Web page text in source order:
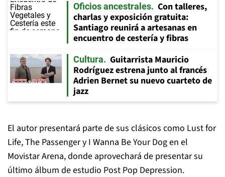
Oficios ancestrales
Con talleres,
charlas y exposición gratuita:
Santiago reunirá a artesanas en
encuentro de cestería y fibras
Cultura
Guitarrista Mauricio
Rodríguez estrena junto al francés
Adrien Bernet su nuevo cuarteto de
jazz
El autor presentará parte de sus clásicos como Lust for
Life, The Passenger y I Wanna Be Your Dog en el
Movistar Arena, donde aprovechará de presentar su
último álbum de estudio Post Pop Depression.